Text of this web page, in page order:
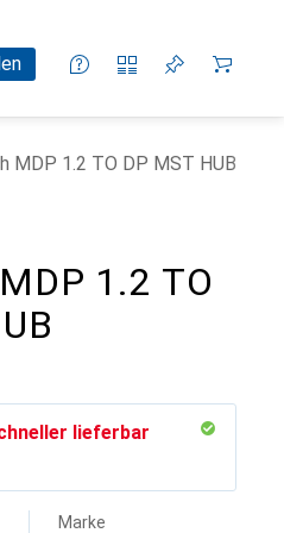
MDP 1.2 TO DP MST HUB
MDP 1.2 TO
lieferbar
Marke